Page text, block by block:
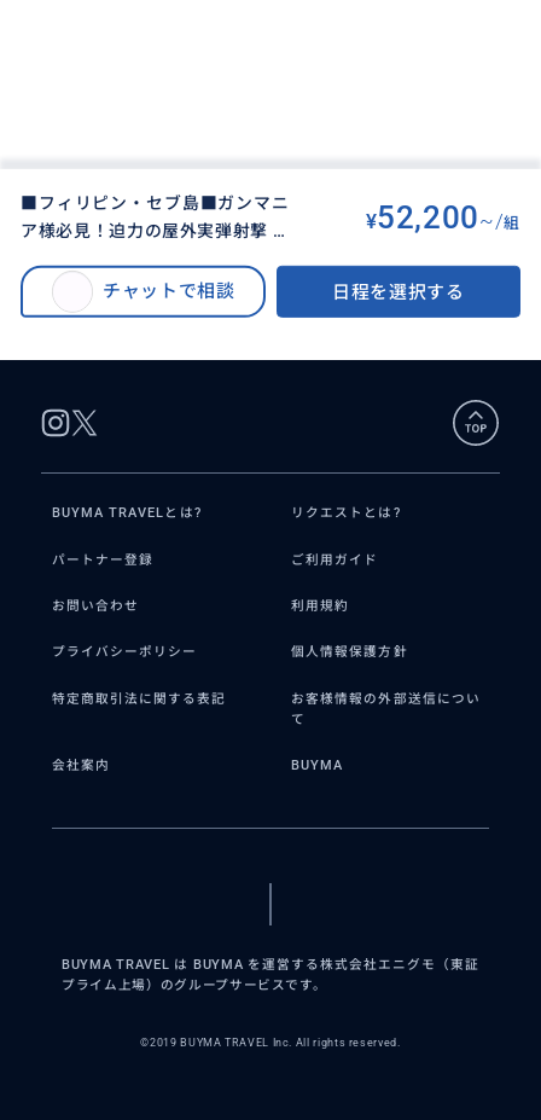
■フィリピン・セブ島■ガンマニ
ア様必見！迫力の屋外実弾射撃 撃
きでプライベートガンシューティ
ングツアーはいかがですか？
¥52,200~/組
チャットで相談 日程を選択する
■フィリピン・セブ島■ガンマニア様必見！迫力の屋外実弾射撃 撃ち放題！
日本語完全対応＆送迎付きでプライベートガンシューティングツアーはいか
がですか？
BUYMA TRAVELとは? リクエストとは?
パートナー登録 ご利用ガイド
お問い合わせ 利用規約
プライバシーポリシー 個人情報保護方針
特定商取引法に関する表記
お客様情報の外部送信につい
て
会社案内 BUYMA
BUYMA TRAVEL は BUYMA を運営する株式会社エニグモ（東証
プライム上場）のグループサービスです。
©2019 BUYMA TRAVEL Inc. All rights reserved.